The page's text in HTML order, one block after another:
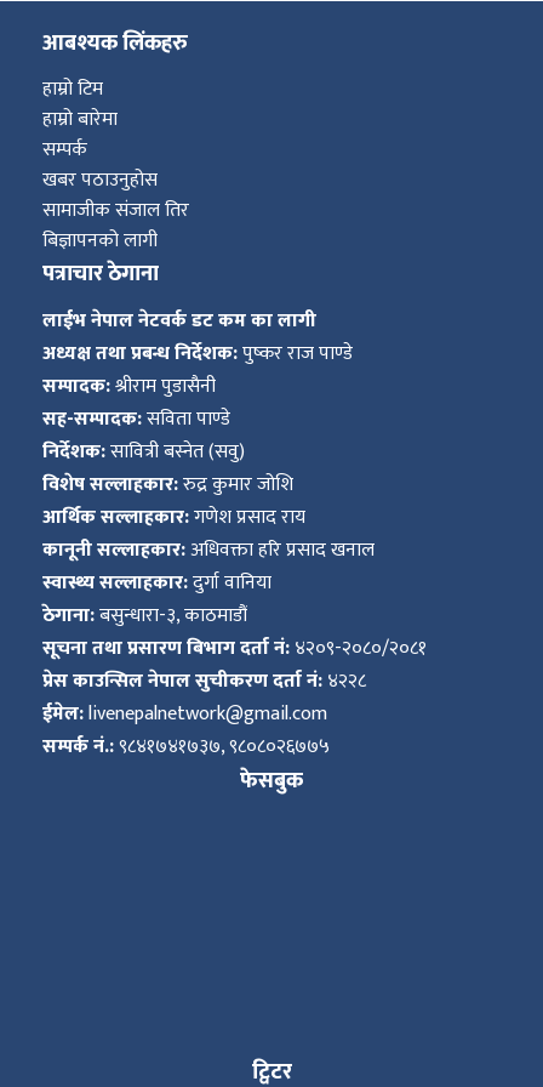
आबश्यक लिंकहरु
हाम्रो टिम
हाम्रो बारेमा
सम्पर्क
खबर पठाउनुहोस
सामाजीक संजाल तिर
बिज्ञापनको लागी
पत्राचार ठेगाना
लाईभ नेपाल नेटवर्क डट कम का लागी
अध्यक्ष तथा प्रबन्ध निर्देशक:पुष्कर राज पाण्डे
सम्पादक:श्रीराम पुडासैनी
सह-सम्पादक:सविता पाण्डे
निर्देशक:सावित्री बस्नेत (सवु)
विशेष सल्लाहकार:रुद्र कुमार जोशि
आर्थिक सल्लाहकार:गणेश प्रसाद राय
कानूनी सल्लाहकार:अधिवक्ता हरि प्रसाद खनाल
स्वास्थ्य सल्लाहकार:दुर्गा वानिया
ठेगाना:बसुन्धारा-३, काठमाडौं
सूचना तथा प्रसारण बिभाग दर्ता नं:४२०९-२०८०/२०८१
प्रेस काउन्सिल नेपाल सुचीकरण दर्ता नं:४२२८
ईमेल:livenepalnetwork@gmail.com
सम्पर्क नं.:९८४१७४१७३७, ९८०८०२६७७५
फेसबुक
ट्विटर